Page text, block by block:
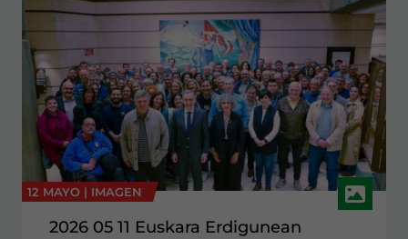
12 MAYO | IMAGEN
2026 05 11 Euskara Erdigunean